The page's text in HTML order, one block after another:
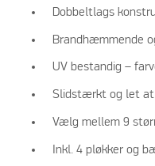
Dobbeltlags
Brandhæmmende
UV bestandig –
Slidstærkt og let at
Vælg mellem 9
Inkl. 4 pløkker og